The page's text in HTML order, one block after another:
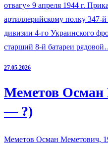
отвагу» 9 апреля 1944 г.
артиллерийскому полку 347-
дивизии 4-го Украинского
старший 8-й батареи
27.05.2026
Меметов Осман
— ?)
Меметов Осман Меметович,